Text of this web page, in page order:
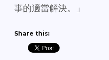
事的適當解決。」
Share this: